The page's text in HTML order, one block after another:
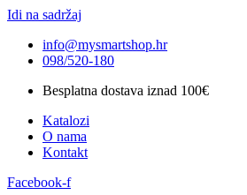
Idi na sadržaj
info@mysmartshop.hr
098/520-180
Besplatna dostava iznad 100€
Katalozi
O nama
Kontakt
Facebook-f